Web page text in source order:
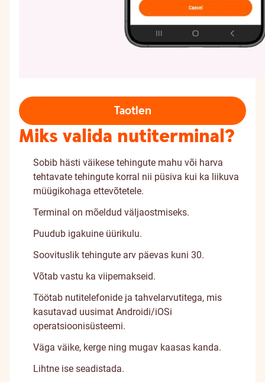
Taotlen
Miks valida nutiterminal?
Sobib hästi väikese tehingute mahu või harva
tehtavate tehingute korral nii püsiva kui ka liikuva
müügikohaga ettevõtetele.
Terminal on mõeldud väljaostmiseks.
Puudub igakuine üürikulu.
Soovituslik tehingute arv päevas kuni 30.
Võtab vastu ka viipemakseid.
Töötab nutitelefonide ja tahvelarvutitega, mis
kasutavad uusimat Androidi/iOSi
operatsioonisüsteemi.
Väga väike, kerge ning mugav kaasas kanda.
Lihtne ise seadistada.